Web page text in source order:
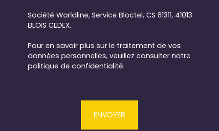
Société Worldline, Service Bloctel, CS 61311, 41013
BLOIS CEDEX.
Pour en savoir plus sur le traitement de vos
données personnelles, veuillez consulter notre
politique de confidentialité.
ENVOYER